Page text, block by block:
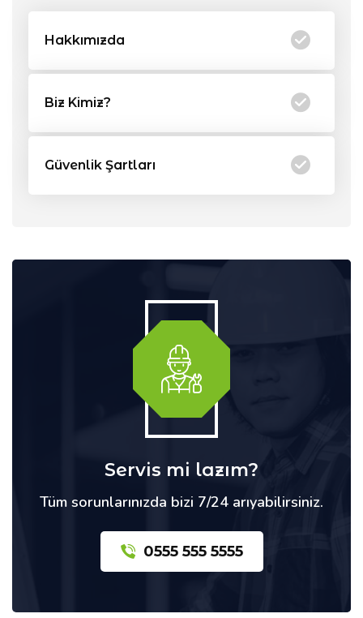
Hakkımızda
Biz Kimiz?
Güvenlik Şartları
Servis mi lazım?
Tüm sorunlarınızda bizi 7/24 arıyabilirsiniz.
0555 555 5555